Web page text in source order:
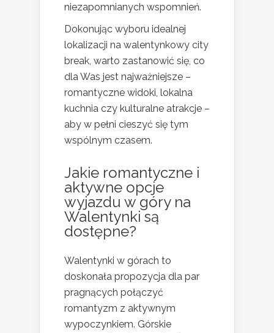
niezapomnianych wspomnień.
Dokonując wyboru idealnej
lokalizacji na walentynkowy city
break, warto zastanowić się, co
dla Was jest najważniejsze –
romantyczne widoki, lokalna
kuchnia czy kulturalne atrakcje –
aby w pełni cieszyć się tym
wspólnym czasem.
Jakie romantyczne i
aktywne opcje
wyjazdu w góry na
Walentynki są
dostępne?
Walentynki w górach to
doskonała propozycja dla par
pragnących połączyć
romantyzm z aktywnym
wypoczynkiem. Górskie